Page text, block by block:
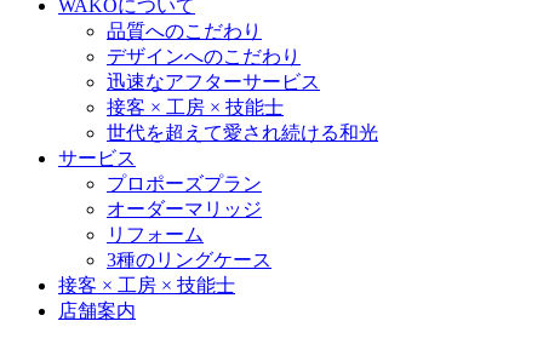
WAKOについて
品質へのこだわり
デザインへのこだわり
迅速なアフターサービス
接客 × 工房 × 技能士
世代を超えて愛され続ける和光
サービス
プロポーズプラン
オーダーマリッジ
リフォーム
3種のリングケース
接客 × 工房 × 技能士
店舗案内